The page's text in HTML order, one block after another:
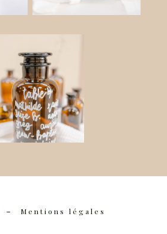
- Mentions légales